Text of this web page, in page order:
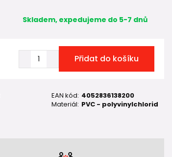
Skladem, expedujeme do 5-7 dnů
Přidat do košíku
EAN kód: 4052836138200
Materiál: PVC - polyvinylchlorid